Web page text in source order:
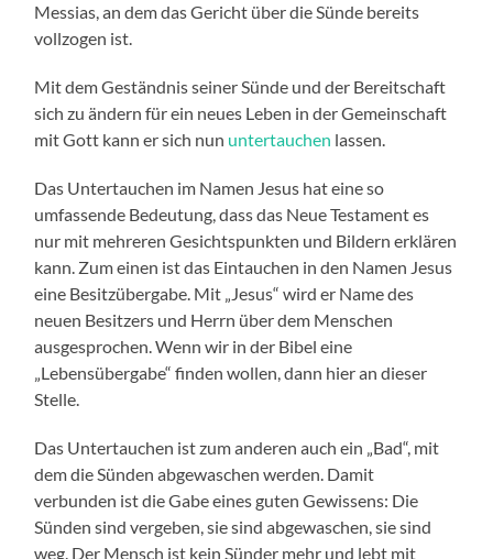
Messias, an dem das Gericht über die Sünde bereits
vollzogen ist.
Mit dem Geständnis seiner Sünde und der Bereitschaft
sich zu ändern für ein neues Leben in der Gemeinschaft
mit Gott kann er sich nun untertauchen lassen.
Das Untertauchen im Namen Jesus hat eine so
umfassende Bedeutung, dass das Neue Testament es
nur mit mehreren Gesichtspunkten und Bildern erklären
kann. Zum einen ist das Eintauchen in den Namen Jesus
eine Besitzübergabe. Mit „Jesus“ wird er Name des
neuen Besitzers und Herrn über dem Menschen
ausgesprochen. Wenn wir in der Bibel eine
„Lebensübergabe“ finden wollen, dann hier an dieser
Stelle.
Das Untertauchen ist zum anderen auch ein „Bad“, mit
dem die Sünden abgewaschen werden. Damit
verbunden ist die Gabe eines guten Gewissens: Die
Sünden sind vergeben, sie sind abgewaschen, sie sind
weg. Der Mensch ist kein Sünder mehr und lebt mit